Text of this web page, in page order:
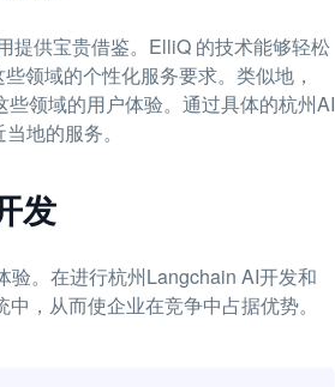
提供宝贵借鉴。ElliQ 的技术能够轻松
领域的个性化服务要求。类似地，
领域的用户体验。通过具体的杭州AI
地的服务。
发
。在进行杭州Langchain AI开发和
，从而使企业在竞争中占据优势。